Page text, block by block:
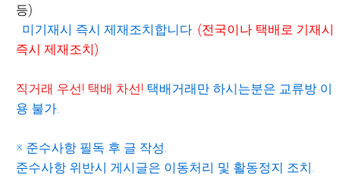
등)
미기재시 즉시 제재조치합니다. (전국이나 택배로 기재시
즉시 제재조치)
직거래 우선! 택배 차선! 택배거래만 하시는분은 교류방 이
용 불가.
※ 준수사항 필독 후 글 작성.
준수사항 위반시 게시글은 이동처리 및 활동정지 조치.